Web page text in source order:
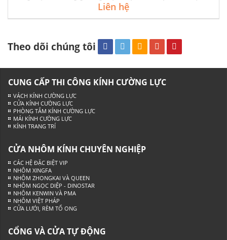
Liên hệ
Theo dõi chúng tôi
CUNG CẤP THI CÔNG KÍNH CƯỜNG LỰC
VÁCH KÍNH CƯỜNG LỰC
CỬA KÍNH CƯỜNG LỰC
PHÒNG TẮM KÍNH CƯỜNG LỰC
MÁI KÍNH CƯỜNG LỰC
KÍNH TRANG TRÍ
CỬA NHÔM KÍNH CHUYÊN NGHIỆP
CÁC HỆ ĐẶC BIỆT VIP
NHÔM XINGFA
NHÔM ZHONGKAI VÀ QUEEN
NHÔM NGỌC DIỆP - DINOSTAR
NHÔM KENWIN VÀ PMA
NHÔM VIỆT PHÁP
CỬA LƯỚI, RÈM TỔ ONG
CỔNG VÀ CỬA TỰ ĐỘNG